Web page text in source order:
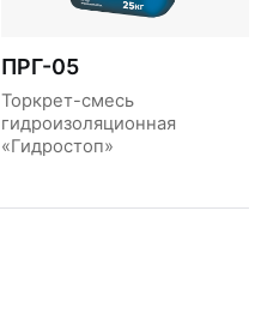
ПРГ-05
Торкрет-смесь
гидроизоляционная
«Гидростоп»